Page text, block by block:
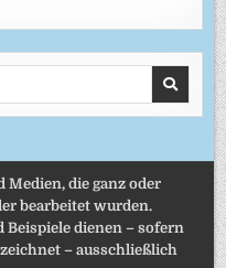
Medien, die ganz oder
bearbeitet wurden.
Beispiele dienen – sofern
– ausschließlich